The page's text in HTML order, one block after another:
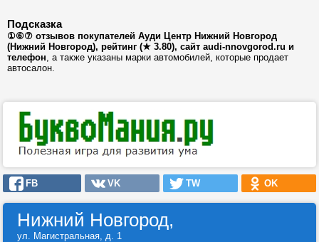
Подсказка
①⑥⑦ отзывов покупателей Ауди Центр Нижний Новгород
(Нижний Новгород), рейтинг (★ 3.80), сайт audi-nnovgorod.ru и
телефон, а также указаны марки автомобилей, которые продает
автосалон.
FB VK TW OK
Нижний Новгород,
ул. Магистральная, д. 1